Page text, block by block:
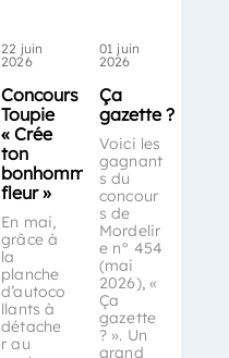
22 juin
2026
Concours
Toupie
« Crée
ton
bonhomme-
fleur »
En mai,
grâce à
la
planche
d’autoco
llants à
détache
r au
01 juin
2026
Ça
gazette ?
Voici les
gagnant
s du
concour
s de
Mordelir
e n° 454
(mai
2026), «
Ça
gazette
? ». Un
grand